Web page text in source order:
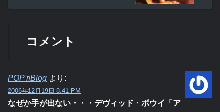
コメント
POP'nBlog より:
2006年12月19日 8:41 PM
なぜか手が出ない・・・デヴィッド・ボウイ「ア